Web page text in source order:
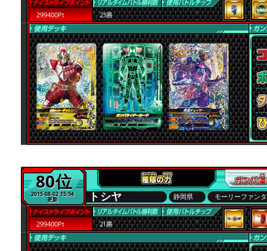
299400Pt 23勝
80位
2015-08-02 15:54
更新 トシヤ 静岡県 モーリーファン
299400Pt 21勝